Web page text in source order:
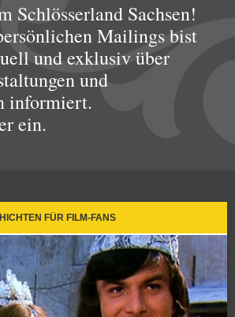
Schlösserland Sachsen!
Mailings bist
und exklusiv über
und
informiert.
ein.
FÜR FILM-FANS